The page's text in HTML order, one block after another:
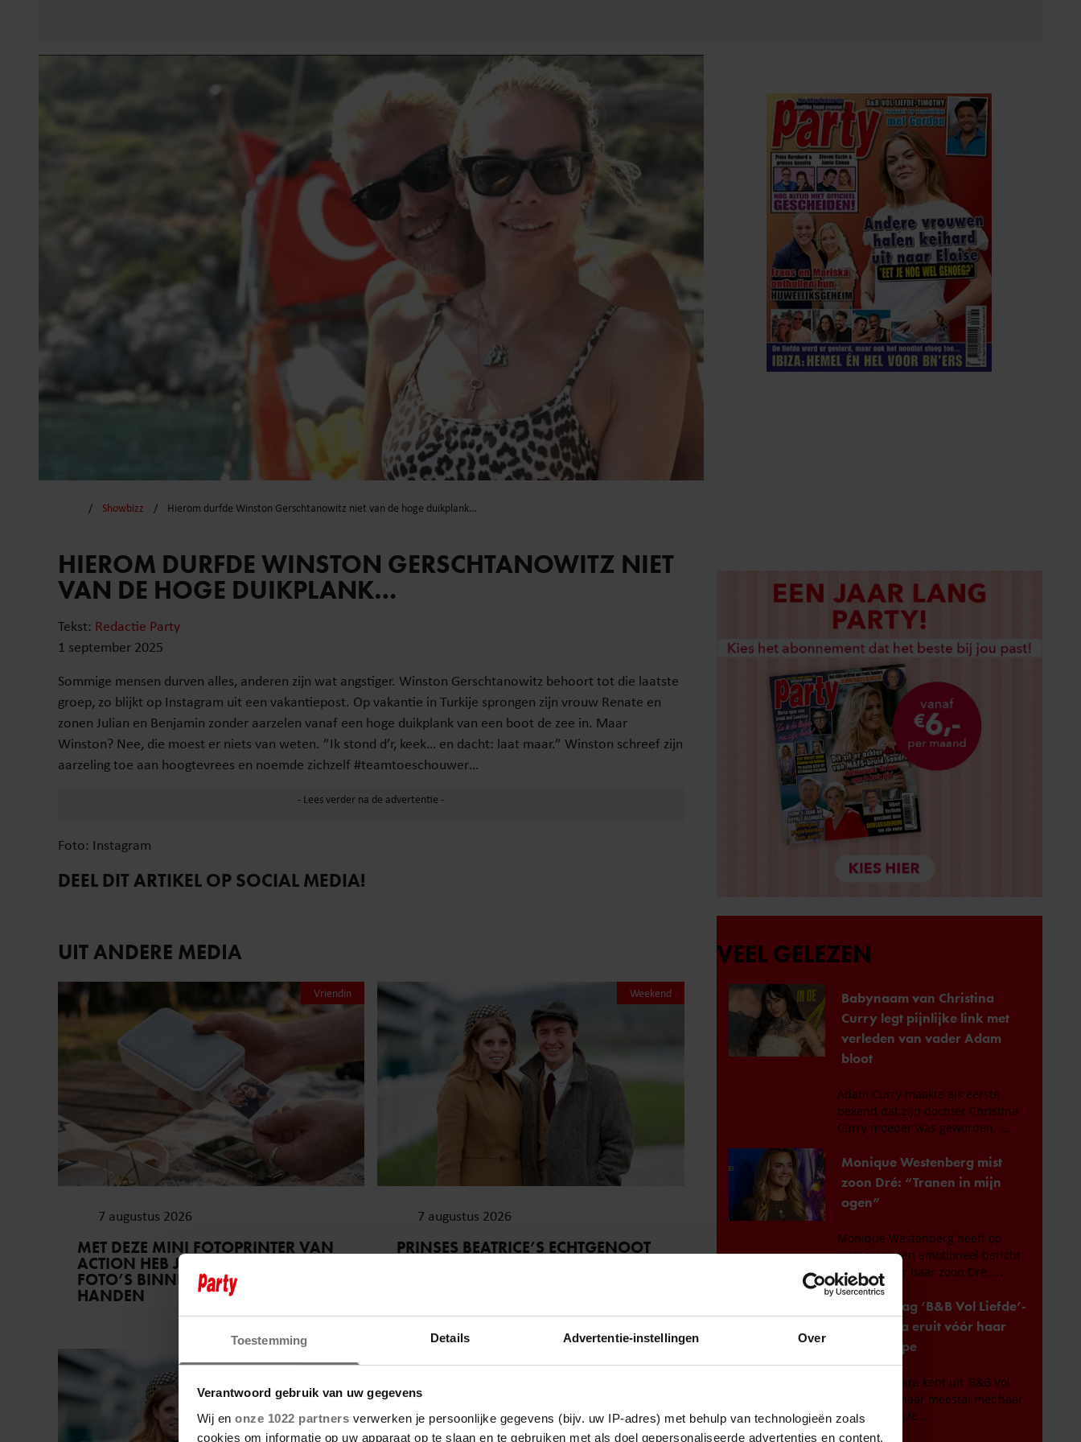
Toestemming Details Advertentie-instellingen Over
Verantwoord gebruik van uw gegevens
Wij en onze 1022 partners verwerken je persoonlijke gegevens (bijv. uw IP-adres) met behulp van technologieën zoals
cookies om informatie op uw apparaat op te slaan en te gebruiken met als doel gepersonaliseerde advertenties en content,
Showbizz Hierom durfde Winston Gerschtanowitz niet van de hoge duikplank…
HIEROM DURFDE WINSTON GERSCHTANOWITZ NIET
VAN DE HOGE DUIKPLANK…
Tekst: Redactie Party
1 september 2025
Sommige mensen durven alles, anderen zijn wat angstiger. Winston Gerschtanowitz behoort tot die laatste
groep, zo blijkt op Instagram uit een vakantiepost. Op vakantie in Turkije sprongen zijn vrouw Renate en
zonen Julian en Benjamin zonder aarzelen vanaf een hoge duikplank van een boot de zee in. Maar
Winston? Nee, die moest er niets van weten. ”Ik stond d’r, keek… en dacht: laat maar.” Winston schreef zijn
aarzeling toe aan hoogtevrees en noemde zichzelf #teamtoeschouwer…
Foto: Instagram
DEEL DIT ARTIKEL OP SOCIAL MEDIA!
UIT ANDERE MEDIA
Vriendin
7 augustus 2026
MET DEZE MINI FOTOPRINTER VAN
ACTION HEB JE JE FAVORIETE
FOTO’S BINNEN ÉÉN MINUUT IN
HANDEN
Weekend
7 augustus 2026
PRINSES BEATRICE’S ECHTGENOOT
Royalty